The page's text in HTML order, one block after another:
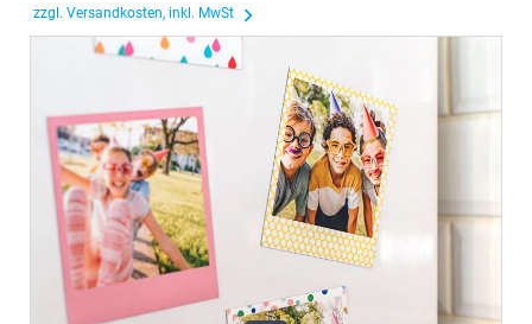
zzgl. Versandkosten, inkl. MwSt